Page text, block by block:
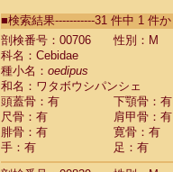
CebidaeSaguinus
Cebidae Saguinus
Cebidae
Cebidae
CebidaeSaguinus
Cebidae Saguinus
Cebidae Saguinus
Cebidae Saguinus
Cebidae Aotus
■検索結果-----------31 件中 1 件
剖検番号：00706
性別：M
科名：Cebidae
種小名： oedipus
和名：ワタボウシパンシェ
頭蓋骨：有
下顎骨：有
尺骨：有
肩甲骨：有
腓骨：有
寛骨：有
手：有
足：有